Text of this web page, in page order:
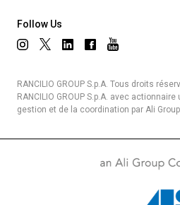
Follow Us
RANCILIO GROUP S.p.A. Tous droits
RANCILIO GROUP S.p.A. avec
gestion et de la coordination par Ali